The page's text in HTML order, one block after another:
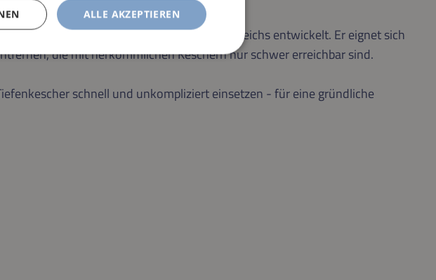
im Tiefenwasserbereich des Teichs entwickelt. Er eignet sich
die mit herkömmlichen Keschern nur schwer erreichbar sind.
schnell und unkompliziert einsetzen - für eine gründliche
ALLE AKZEPTIEREN